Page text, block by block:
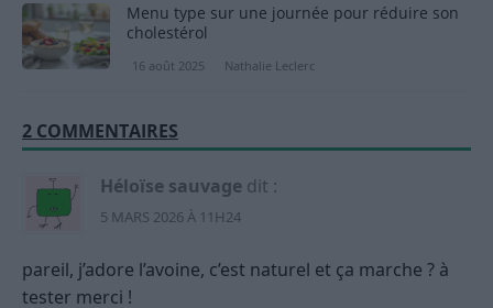
Menu type sur une journée pour réduire son
cholestérol
16 août 2025 Nathalie Leclerc
2 COMMENTAIRES
Héloïse sauvage dit :
5 MARS 2026 À 11H24
pareil, j’adore l’avoine, c’est naturel et ça marche ? à
tester merci !